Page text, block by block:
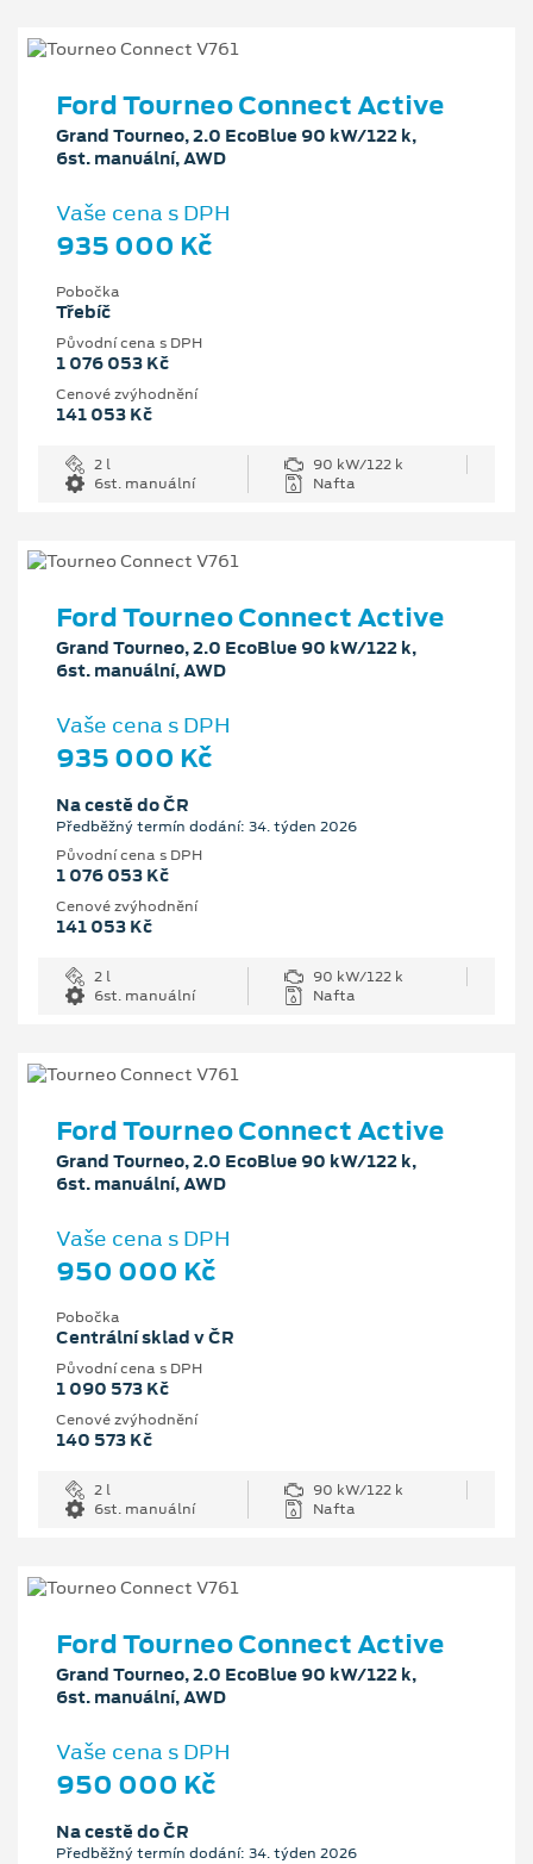
Ford Tourneo Connect Active
Grand Tourneo, 2.0 EcoBlue 90 kW/122 k,
6st. manuální, AWD
Vaše cena s DPH
935 000 Kč
Pobočka
Třebíč
Původní cena s DPH
1 076 053 Kč
Cenové zvýhodnění
141 053 Kč
2 l
90 kW/122 k
6st. manuální
Nafta
Ford Tourneo Connect Active
Grand Tourneo, 2.0 EcoBlue 90 kW/122 k,
6st. manuální, AWD
Vaše cena s DPH
935 000 Kč
Na cestě do ČR
Předběžný termín dodání: 34. týden 2026
Původní cena s DPH
1 076 053 Kč
Cenové zvýhodnění
141 053 Kč
2 l
90 kW/122 k
6st. manuální
Nafta
Ford Tourneo Connect Active
Grand Tourneo, 2.0 EcoBlue 90 kW/122 k,
6st. manuální, AWD
Vaše cena s DPH
950 000 Kč
Pobočka
Centrální sklad v ČR
Původní cena s DPH
1 090 573 Kč
Cenové zvýhodnění
140 573 Kč
2 l
90 kW/122 k
6st. manuální
Nafta
Ford Tourneo Connect Active
Grand Tourneo, 2.0 EcoBlue 90 kW/122 k,
6st. manuální, AWD
Vaše cena s DPH
950 000 Kč
Na cestě do ČR
Předběžný termín dodání: 34. týden 2026